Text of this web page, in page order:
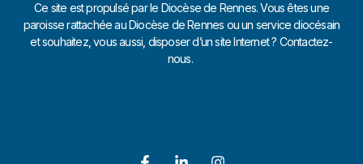
Ce site est propulsé par le Diocèse de Rennes. Vous êtes une
paroisse rattachée au Diocèse de Rennes ou un service diocésain
et souhaitez, vous aussi, disposer d’un site Internet ? Contactez-
nous.